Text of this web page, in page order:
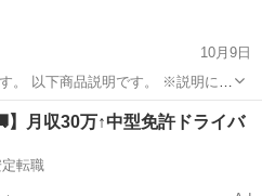
10月9日
。 以下商品説明です。 ※説明に書
庭系ごみ用指定
用具 ごみ
】月収30万↑中型免許ドライバ
転職